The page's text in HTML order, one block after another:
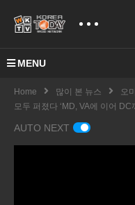
MENU
Home 많이 본 뉴스
오
모두 퍼졌다 ‘MD, VA에 이어 DC
AUTO NEXT